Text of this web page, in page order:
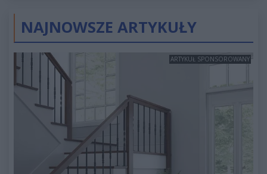
NAJNOWSZE ARTYKUŁY
ARTYKUŁ SPONSOROWANY